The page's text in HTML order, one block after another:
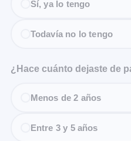
Sí, ya lo tengo
Todavía no lo tengo
¿Hace cuánto dejaste de
Menos de 2 años
Entre 3 y 5 años